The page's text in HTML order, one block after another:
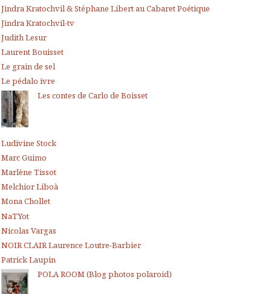
Jindra Kratochvil & Stéphane Libert au Cabaret Poétique
Jindra Kratochvil-tv
Judith Lesur
Laurent Bouisset
Le grain de sel
Le pédalo ivre
Les contes de Carlo de Boisset
Ludivine Stock
Marc Guimo
Marlène Tissot
Melchior Liboà
Mona Chollet
NaTYot
Nicolas Vargas
NOIR CLAIR Laurence Loutre-Barbier
Patrick Laupin
POLA ROOM (Blog photos polaroid)